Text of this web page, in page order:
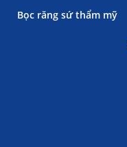
Bọc răng sứ thẩm mỹ